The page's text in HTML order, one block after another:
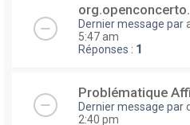
Dernier message par
5:47 am
Réponses : 1
Problématique
Dernier message par
2:40 pm